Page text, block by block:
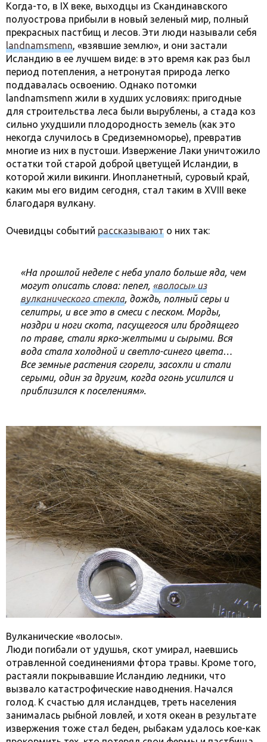
Когда-то, в IX веке, выходцы из Скандинавского
полуострова прибыли в новый зеленый мир, полный
прекрасных пастбищ и лесов. Эти люди называли себя
landnamsmenn, «взявшие землю», и они застали
Исландию в ее лучшем виде: в это время как раз был
период потепления, а нетронутая природа легко
поддавалась освоению. Однако потомки
landnamsmenn жили в худших условиях: пригодные
для строительства леса были вырублены, а стада коз
сильно ухудшили плодородность земель (как это
некогда случилось в Средиземноморье), превратив
многие из них в пустоши. Извержение Лаки уничтожило
остатки той старой доброй цветущей Исландии, в
которой жили викинги. Инопланетный, суровый край,
каким мы его видим сегодня, стал таким в XVIII веке
благодаря вулкану.
Очевидцы событий рассказывают о них так:
«На прошлой неделе с неба упало больше яда, чем
могут описать слова: пепел, «волосы» из
вулканического стекла, дождь, полный серы и
селитры, и все это в смеси с песком. Морды,
ноздри и ноги скота, пасущегося или бродящего
по траве, стали ярко-желтыми и сырыми. Вся
вода стала холодной и светло-синего цвета…
Все земные растения сгорели, засохли и стали
серыми, один за другим, когда огонь усилился и
приблизился к поселениям».
Вулканические «волосы».
Люди погибали от удушья, скот умирал, наевшись
отравленной соединениями фтора травы. Кроме того,
растаяли покрывавшие Исландию ледники, что
вызвало катастрофические наводнения. Начался
голод. К счастью для исландцев, треть населения
занималась рыбной ловлей, и хотя океан в результате
извержения тоже стал беден, рыбакам удалось кое-как